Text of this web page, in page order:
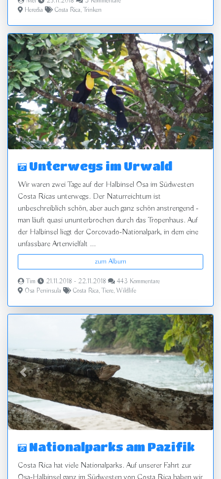
Heredia
Costa Rica, Trinken
zurück vor
Unterwegs im Urwald
Wir waren zwei Tage auf der Halbinsel Osa im Südwesten
Costa Ricas unterwegs. Der Naturreichtum ist
unbeschreiblich schön, aber auch ganz schön anstrengend -
man läuft quasi ununterbrochen durch das Tropenhaus. Auf
der Halbinsel liegt der Corcovado-Nationalpark, in dem eine
unfassbare Artenvielfalt ...
zum Album
Tim 21.11.2018 - 22.11.2018
443 Kommentare
Osa Peninsula
Costa Rica, Tiere, Wildlife
zurück vor
Nationalparks am Pazifik
Costa Rica hat viele Nationalparks. Auf unserer Fahrt zur